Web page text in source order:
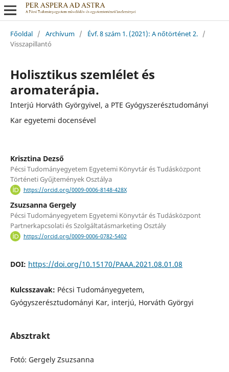
Főoldal / Archívum / Évf. 8 szám 1. (2021): A nőtörténet 2. /
Visszapillantó
Holisztikus szemlélet és
aromaterápia.
Interjú Horváth Györgyivel, a PTE Gyógyszerésztudományi
Kar egyetemi docensével
Krisztina Dezső
Pécsi Tudományegyetem Egyetemi Könyvtár és Tudásközpont
Történeti Gyűjtemények Osztálya
https://orcid.org/0009-0006-8148-428X
Zsuzsanna Gergely
Pécsi Tudományegyetem Egyetemi Könyvtár és Tudásközpont
Partnerkapcsolati és Szolgáltatásmarketing Osztály
https://orcid.org/0009-0006-0782-5402
DOI: https://doi.org/10.15170/PAAA.2021.08.01.08
Kulcsszavak: Pécsi Tudományegyetem,
Gyógyszerésztudományi Kar, interjú, Horváth Györgyi
Absztrakt
Fotó: Gergely Zsuzsanna